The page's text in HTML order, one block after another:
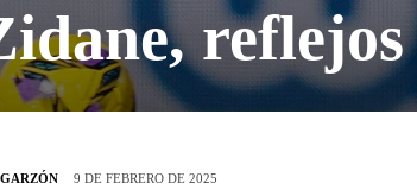
9 DE FEBRERO DE 2025